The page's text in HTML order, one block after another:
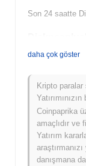
Son 24 saatte
Tüm
Diskneeplus şu
Son 7 günde
piyasasından
daha çok göster
Kripto paralar
Coinpaprika
amaçlıdır ve
Yatırım
danışmana